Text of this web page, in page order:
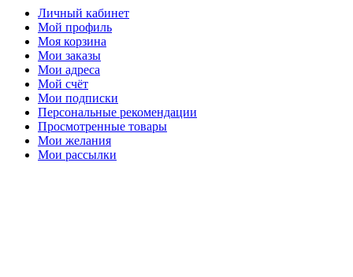
Личный кабинет
Мой профиль
Моя корзина
Мои заказы
Мои адреса
Мой счёт
Мои подписки
Персональные рекомендации
Просмотренные товары
Мои желания
Мои рассылки